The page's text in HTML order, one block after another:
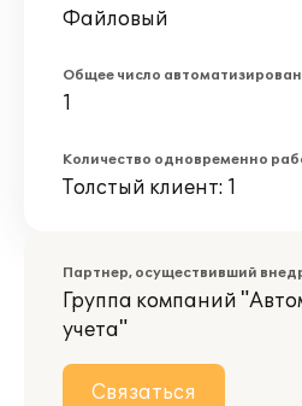
Файловый
Общее число
1
Количество одновременно
Толстый клиент: 1
Партнер, осуществивший
Группа компаний
учета"
Связаться